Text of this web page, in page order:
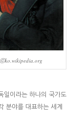
일이라는 하나의 국가도
분야를 대표하는 세계